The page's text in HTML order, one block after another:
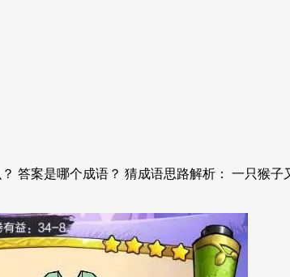
答案是哪个成语？ 猜成语思路解析： 一只猴子